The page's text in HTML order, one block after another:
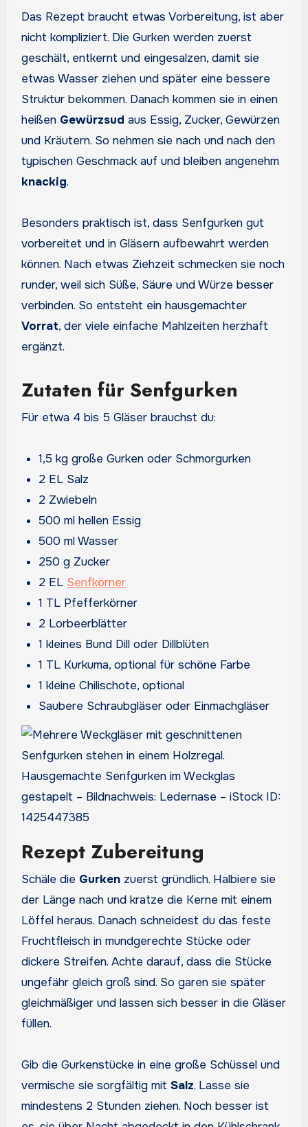
Das Rezept braucht etwas Vorbereitung, ist aber
nicht kompliziert. Die Gurken werden zuerst
geschält, entkernt und eingesalzen, damit sie
etwas Wasser ziehen und später eine bessere
Struktur bekommen. Danach kommen sie in einen
heißen Gewürzsud aus Essig, Zucker, Gewürzen
und Kräutern. So nehmen sie nach und nach den
typischen Geschmack auf und bleiben angenehm
knackig.
Besonders praktisch ist, dass Senfgurken gut
vorbereitet und in Gläsern aufbewahrt werden
können. Nach etwas Ziehzeit schmecken sie noch
runder, weil sich Süße, Säure und Würze besser
verbinden. So entsteht ein hausgemachter
Vorrat, der viele einfache Mahlzeiten herzhaft
ergänzt.
Zutaten für Senfgurken
Für etwa 4 bis 5 Gläser brauchst du:
1,5 kg große Gurken oder Schmorgurken
2 EL Salz
2 Zwiebeln
500 ml hellen Essig
500 ml Wasser
250 g Zucker
2 EL Senfkörner
1 TL Pfefferkörner
2 Lorbeerblätter
1 kleines Bund Dill oder Dillblüten
1 TL Kurkuma, optional für schöne Farbe
1 kleine Chilischote, optional
Saubere Schraubgläser oder Einmachgläser
Hausgemachte Senfgurken im Weckglas
gestapelt – Bildnachweis: Ledernase – iStock ID:
1425447385
Rezept Zubereitung
Schäle die Gurkenzuerst gründlich. Halbiere sie
der Länge nach und kratze die Kerne mit einem
Löffel heraus. Danach schneidest du das feste
Fruchtfleisch in mundgerechte Stücke oder
dickere Streifen. Achte darauf, dass die Stücke
ungefähr gleich groß sind. So garen sie später
gleichmäßiger und lassen sich besser in die Gläser
füllen.
Gib die Gurkenstücke in eine große Schüssel und
vermische sie sorgfältig mit Salz. Lasse sie
mindestens 2 Stunden ziehen. Noch besser ist